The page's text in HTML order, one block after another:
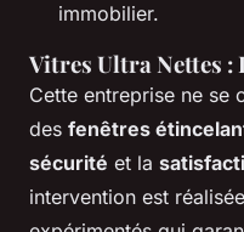
immobilier.
Vitres Ultra Nettes :
Cette entreprise ne se
des fenêtres
sécurité et la
intervention est